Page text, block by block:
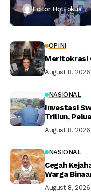
Editor HotFokus
OPINI
Meritokrasi
August 8, 2026
NASIONAL
Investasi
Triliun,
August 8, 2026
NASIONAL
Cegah
Warga
August 8, 2026